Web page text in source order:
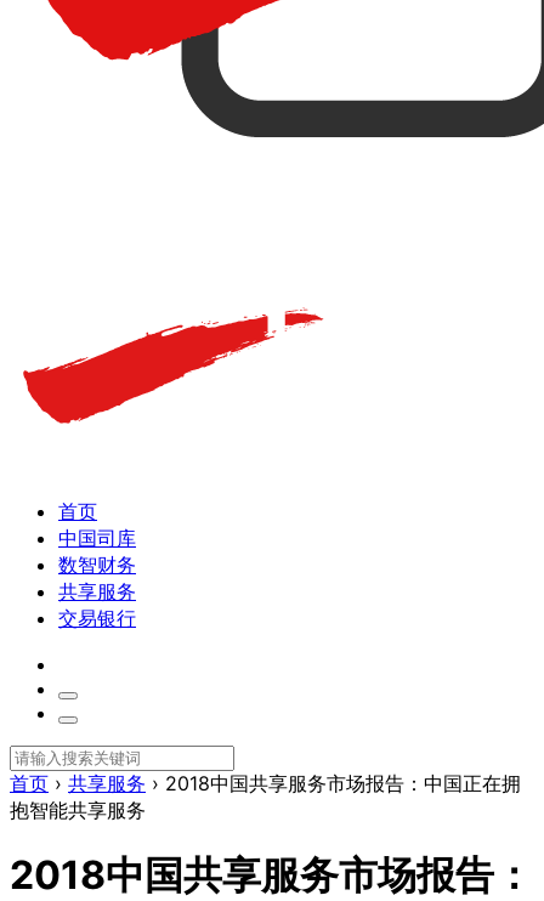
首页
中国司库
数智财务
共享服务
交易银行
首页 › 共享服务 › 2018中国共享服务市场报告：中国正在拥
抱智能共享服务
2018中国共享服务市场报告：